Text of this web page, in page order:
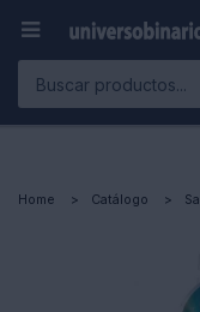

Home Catálogo